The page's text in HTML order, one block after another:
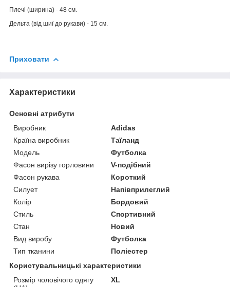
Плечі (ширина) - 48 см.
Дельта (від шиї до рукави) - 15 см.
Приховати
Характеристики
Основні атрибути
Виробник
Adidas
Країна виробник
Таїланд
Модель
Футболка
Фасон вирізу горловини
V-подібний
Фасон рукава
Короткий
Силует
Напівприлеглий
Колір
Бордовий
Стиль
Спортивний
Стан
Новий
Вид виробу
Футболка
Тип тканини
Поліестер
Користувальницькі характеристики
Розмір чоловічого одягу
XL